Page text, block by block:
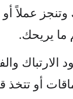
عملاً
يريحك.
الارتباك
أو تتخذ